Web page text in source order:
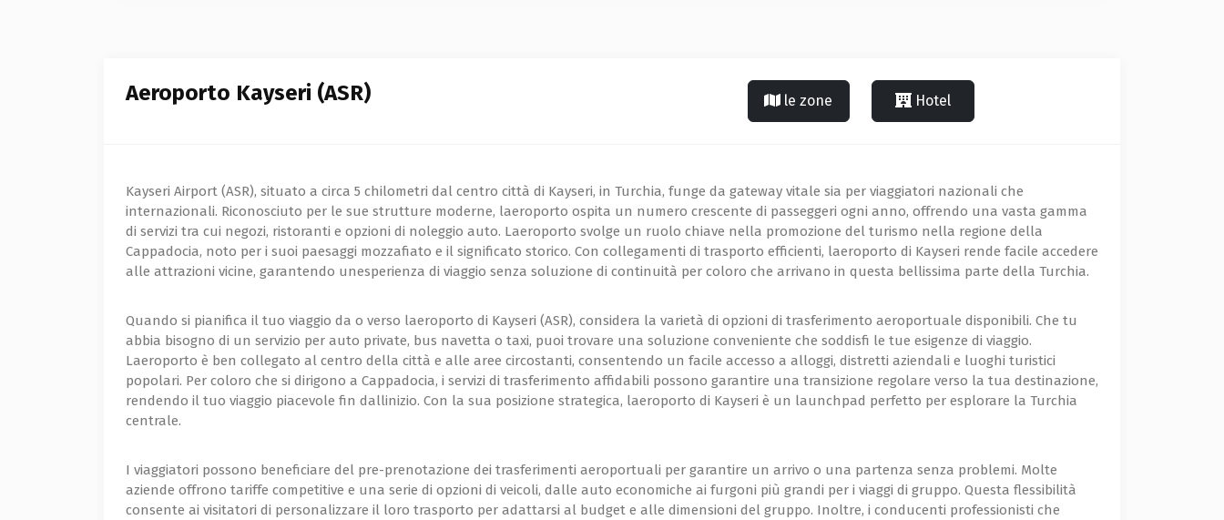
Aeroporto Kayseri (ASR) le zone Hotel
Kayseri Airport (ASR), situato a circa 5 chilometri dal centro città di Kayseri, in Turchia, funge da gateway vitale sia per viaggiatori nazionali che
internazionali. Riconosciuto per le sue strutture moderne, laeroporto ospita un numero crescente di passeggeri ogni anno, offrendo una vasta gamma
di servizi tra cui negozi, ristoranti e opzioni di noleggio auto. Laeroporto svolge un ruolo chiave nella promozione del turismo nella regione della
Cappadocia, noto per i suoi paesaggi mozzafiato e il significato storico. Con collegamenti di trasporto efficienti, laeroporto di Kayseri rende facile accedere
alle attrazioni vicine, garantendo unesperienza di viaggio senza soluzione di continuità per coloro che arrivano in questa bellissima parte della Turchia.
Quando si pianifica il tuo viaggio da o verso laeroporto di Kayseri (ASR), considera la varietà di opzioni di trasferimento aeroportuale disponibili. Che tu
abbia bisogno di un servizio per auto private, bus navetta o taxi, puoi trovare una soluzione conveniente che soddisfi le tue esigenze di viaggio.
Laeroporto è ben collegato al centro della città e alle aree circostanti, consentendo un facile accesso a alloggi, distretti aziendali e luoghi turistici
popolari. Per coloro che si dirigono a Cappadocia, i servizi di trasferimento affidabili possono garantire una transizione regolare verso la tua destinazione,
rendendo il tuo viaggio piacevole fin dallinizio. Con la sua posizione strategica, laeroporto di Kayseri è un launchpad perfetto per esplorare la Turchia
centrale.
I viaggiatori possono beneficiare del pre-prenotazione dei trasferimenti aeroportuali per garantire un arrivo o una partenza senza problemi. Molte
aziende offrono tariffe competitive e una serie di opzioni di veicoli, dalle auto economiche ai furgoni più grandi per i viaggi di gruppo. Questa flessibilità
consente ai visitatori di personalizzare il loro trasporto per adattarsi al budget e alle dimensioni del gruppo. Inoltre, i conducenti professionisti che